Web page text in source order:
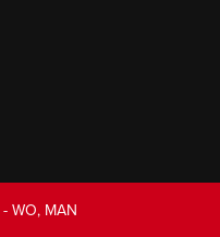
- WO, MAN